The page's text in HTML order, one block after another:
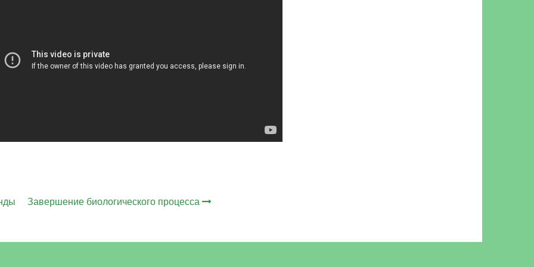
Завершение биологического процесса